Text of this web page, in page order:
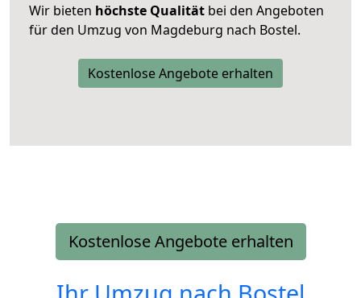
Wir bieten höchste Qualität bei den Angeboten
für den Umzug von Magdeburg nach Bostel.
Kostenlose Angebote erhalten
Kostenlose Angebote erhalten